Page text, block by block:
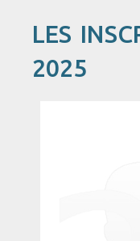
LES
2025